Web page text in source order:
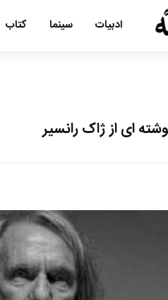
ادبیات سینما کتاب
ای از ژاک رانسیر